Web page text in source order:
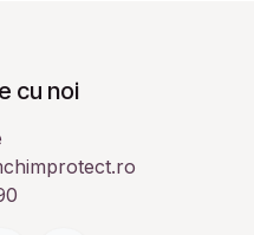
cu noi